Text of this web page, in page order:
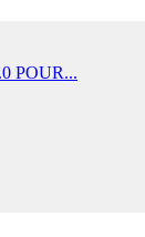
POUR...